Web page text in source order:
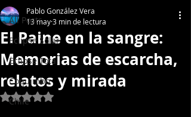
All Posts
Eclipse Solar
Eclipse Total
Coquimbo
Chile
El Paine en la sangre:
Memorias de escarcha,
relatos y mirada
Pablo González Vera
13 may3 min de lectura
Obtuvo NaN de 5 estrellas.